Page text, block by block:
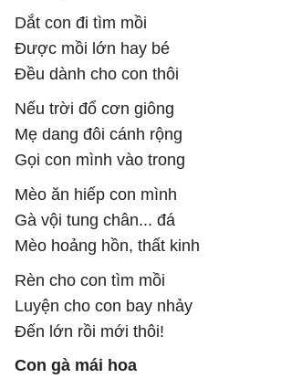
Dắt con đi tìm mồi
Được mồi lớn hay bé
Đều dành cho con thôi
Nếu trời đổ cơn giông
Mẹ dang đôi cánh rộng
Gọi con mình vào trong
Mèo ăn hiếp con mình
Gà vội tung chân... đá
Mèo hoảng hồn, thất kinh
Rèn cho con tìm mồi
Luyện cho con bay nhảy
Đến lớn rồi mới thôi!
Con gà mái hoa